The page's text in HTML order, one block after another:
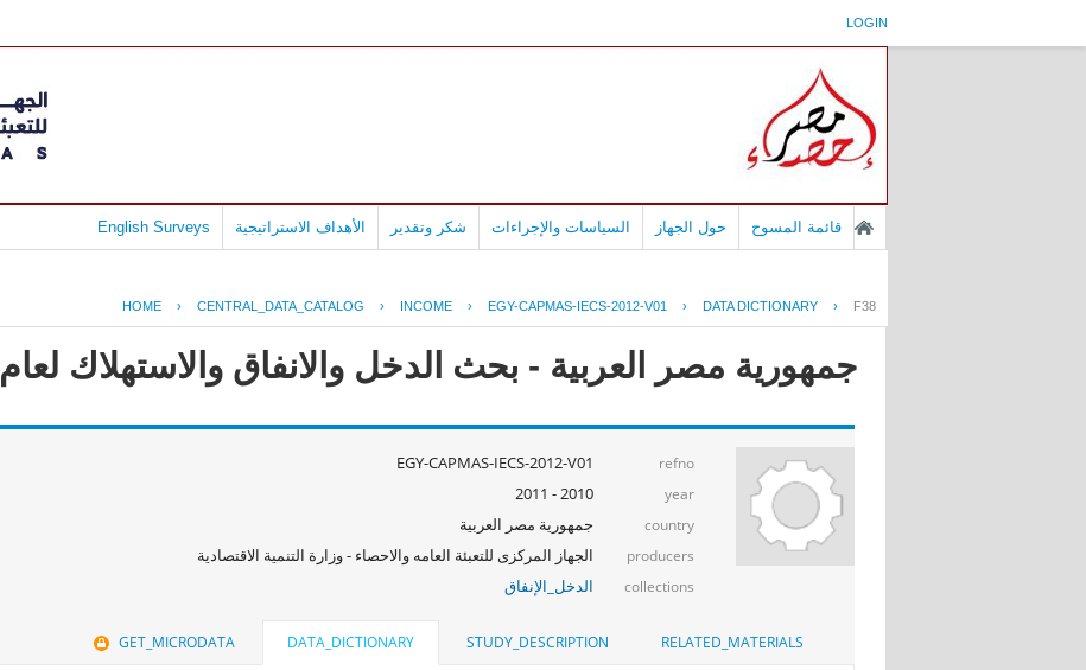
LOGIN
قائمة المسوح حول الجهاز السياسات والإجراءات شكر وتقدير الأهداف الاستراتيجية English Surveys
HOME › CENTRAL_DATA_CATALOG › INCOME › EGY-CAPMAS-IECS-2012-V01 › DATA DICTIONARY › F38
جمهورية مصر العربية - بحث الدخل والانفاق والاستهلاك لعام 2010/2011
refno
EGY-CAPMAS-IECS-2012-V01
year
2010 - 2011
country جمهورية مصر العربية
producers الجهاز المركزى للتعبئة العامه والاحصاء - وزارة التنمية الاقتصادية
collections الدخل_الإنفاق
RELATED_MATERIALS
STUDY_DESCRIPTION
DATA_DICTIONARY
GET_MICRODATA